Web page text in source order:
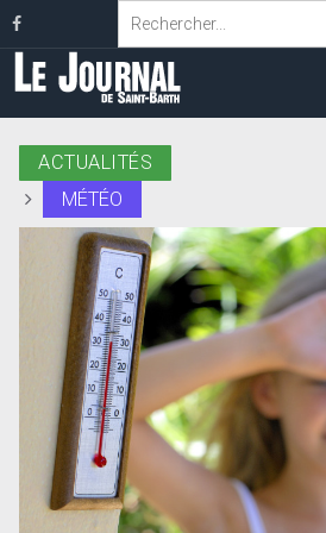
ACTUALITÉS
MÉTÉO